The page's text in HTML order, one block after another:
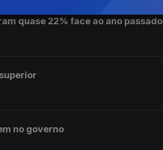
quase 22% face ao ano passado
no governo